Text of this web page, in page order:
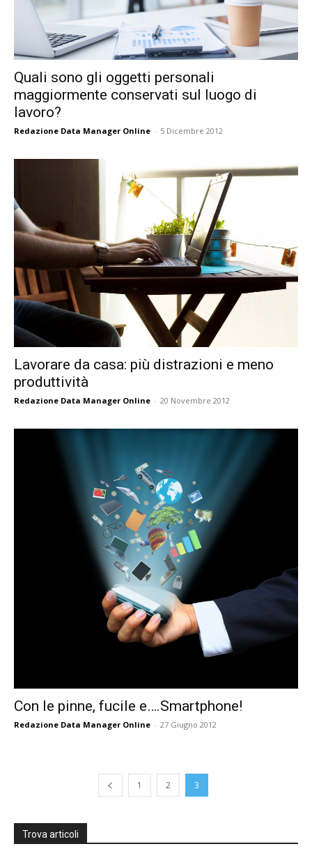
Quali sono gli oggetti personali
maggiormente conservati sul luogo di
lavoro?
Redazione Data Manager Online - 5 Dicembre 2012
Lavorare da casa: più distrazioni e meno
produttività
Redazione Data Manager Online - 20 Novembre 2012
Con le pinne, fucile e….Smartphone!
Redazione Data Manager Online - 27 Giugno 2012
1 2 3
Trova articoli